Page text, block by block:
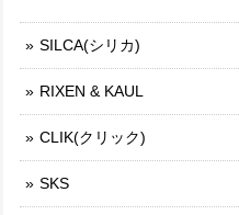
SILCA(シリカ)
RIXEN & KAUL
CLIK(クリック)
SKS